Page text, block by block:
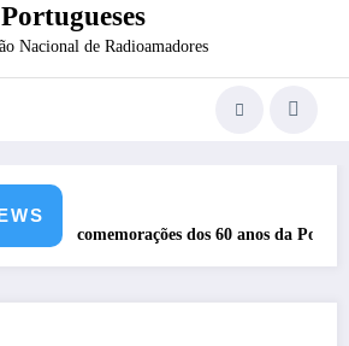
Portugueses
Nacional de Radioamadores
60 anos da Ponte 25 abril – CR60A